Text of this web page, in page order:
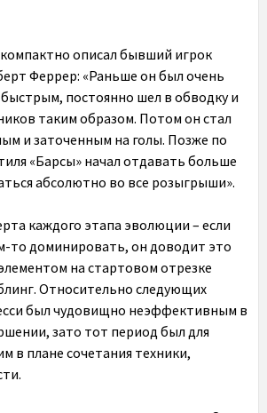
описал бывший игрок
Феррер: «Раньше он был очень
постоянно шел в обводку и
таким образом. Потом он стал
и заточенным на голы. Позже по
«Барсы» начал отдавать больше
абсолютно во все розыгрыши».
каждого этапа эволюции – если
то доминировать, он доводит это
на стартовом отрезке
Относительно следующих
был чудовищно неэффективным в
зато тот период был для
в плане сочетания техники,